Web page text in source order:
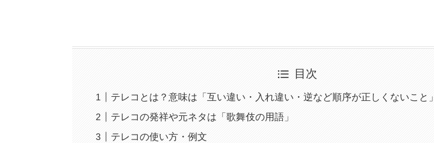
目次
テレコとは？意味は「互い違い・入れ違い・逆など順序が正しくないこと」
テレコの発祥や元ネタは「歌舞伎の用語」
テレコの使い方・例文